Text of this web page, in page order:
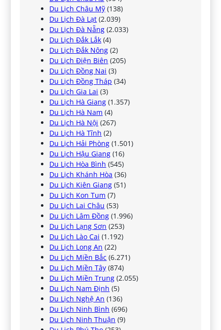
Du Lịch Châu Mỹ (138)
Du Lịch Đà Lạt (2.039)
Du Lịch Đà Nẵng (2.033)
Du Lịch Đắk Lắk (4)
Du Lịch Đắk Nông (2)
Du Lịch Điện Biên (205)
Du Lịch Đồng Nai (3)
Du Lịch Đồng Tháp (34)
Du Lịch Gia Lai (3)
Du Lịch Hà Giang (1.357)
Du Lịch Hà Nam (4)
Du Lịch Hà Nội (267)
Du Lịch Hà Tĩnh (2)
Du Lịch Hải Phòng (1.501)
Du Lịch Hậu Giang (16)
Du Lịch Hòa Bình (545)
Du Lịch Khánh Hòa (36)
Du Lịch Kiên Giang (51)
Du Lịch Kon Tum (7)
Du Lịch Lai Châu (53)
Du Lịch Lâm Đồng (1.996)
Du Lịch Lạng Sơn (253)
Du Lịch Lào Cai (1.192)
Du Lịch Long An (22)
Du Lịch Miền Bắc (6.271)
Du Lịch Miền Tây (874)
Du Lịch Miền Trung (2.055)
Du Lịch Nam Định (5)
Du Lịch Nghệ An (136)
Du Lịch Ninh Bình (696)
Du Lịch Ninh Thuận (9)